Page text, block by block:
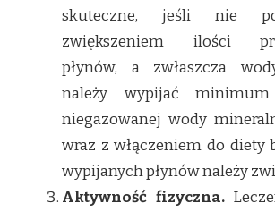
skuteczne, jeśli nie
zwiększeniem ilości
płynów, a zwłaszcza
należy wypijać
niegazowanej wody
wraz z włączeniem do diety
wypijanych płynów należy
Aktywność fizyczna.